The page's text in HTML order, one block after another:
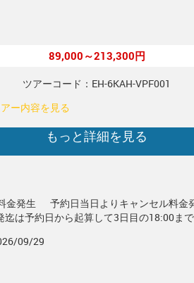
89,000～213,300円
ツアーコード：EH-6KAH-VPF001
ー内容を見る
もっと詳細を見る
金発生
予約日当日よりキャンセル料金
は予約日から起算して3日目の18:00ま
09/29